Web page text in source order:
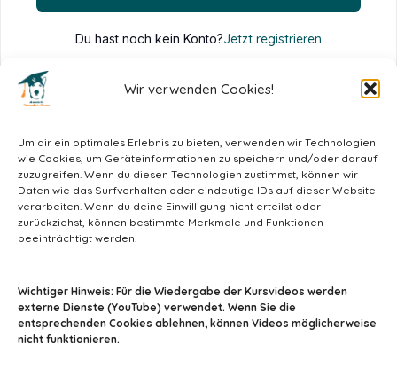
Wir verwenden Cookies!
Um dir ein optimales Erlebnis zu bieten, verwenden wir Technologien
wie Cookies, um Geräteinformationen zu speichern und/oder darauf
zuzugreifen. Wenn du diesen Technologien zustimmst, können wir
Daten wie das Surfverhalten oder eindeutige IDs auf dieser Website
verarbeiten. Wenn du deine Einwilligung nicht erteilst oder
zurückziehst, können bestimmte Merkmale und Funktionen
beeinträchtigt werden.
Wichtiger Hinweis: Für die Wiedergabe der Kursvideos werden
externe Dienste (YouTube) verwendet. Wenn Sie die
entsprechenden Cookies ablehnen, können Videos möglicherweise
nicht funktionieren.
Du hast noch kein Konto?Jetzt registrieren
info@tiermedizin-wissen.de